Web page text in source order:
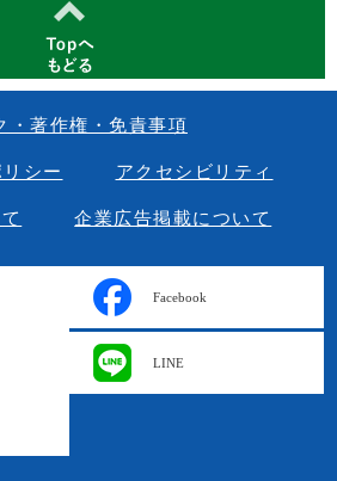
・著作権・免責事項
シー アクセシビリティ
企業広告掲載について
Facebook
LINE